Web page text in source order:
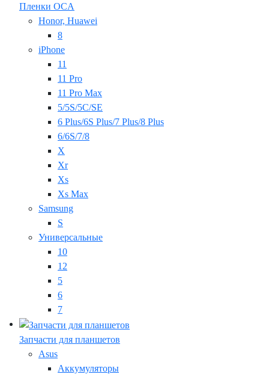
Пленки OCA
Honor, Huawei
8
iPhone
11
11 Pro
11 Pro Max
5/5S/5C/SE
6 Plus/6S Plus/7 Plus/8 Plus
6/6S/7/8
X
Xr
Xs
Xs Max
Samsung
S
Универсальные
10
12
5
6
7
Запчасти для планшетов
Asus
Аккумуляторы